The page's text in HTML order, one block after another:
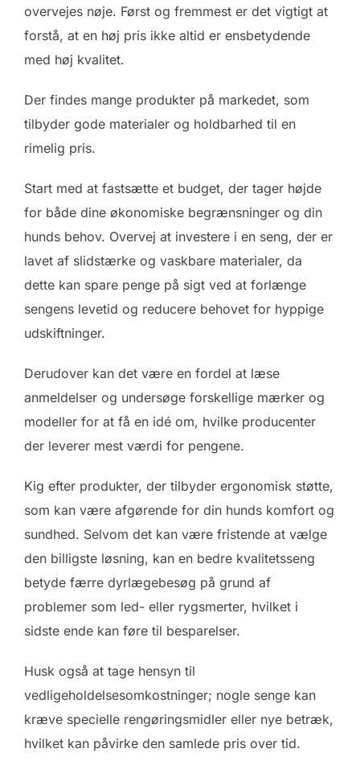
overvejes nøje. Først og fremmest er det vigtigt at
forstå, at en høj pris ikke altid er ensbetydende
med høj kvalitet.
Der findes mange produkter på markedet, som
tilbyder gode materialer og holdbarhed til en
rimelig pris.
Start med at fastsætte et budget, der tager højde
for både dine økonomiske begrænsninger og din
hunds behov. Overvej at investere i en seng, der er
lavet af slidstærke og vaskbare materialer, da
dette kan spare penge på sigt ved at forlænge
sengens levetid og reducere behovet for hyppige
udskiftninger.
Derudover kan det være en fordel at læse
anmeldelser og undersøge forskellige mærker og
modeller for at få en idé om, hvilke producenter
der leverer mest værdi for pengene.
Kig efter produkter, der tilbyder ergonomisk støtte,
som kan være afgørende for din hunds komfort og
sundhed. Selvom det kan være fristende at vælge
den billigste løsning, kan en bedre kvalitetsseng
betyde færre dyrlægebesøg på grund af
problemer som led- eller rygsmerter, hvilket i
sidste ende kan føre til besparelser.
Husk også at tage hensyn til
vedligeholdelsesomkostninger; nogle senge kan
kræve specielle rengøringsmidler eller nye betræk,
hvilket kan påvirke den samlede pris over tid.